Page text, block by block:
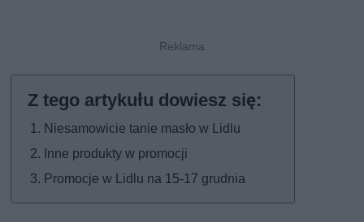
Niesamowicie tanie masło w Lidlu
Inne produkty w promocji
Promocje w Lidlu na 15-17 grudnia